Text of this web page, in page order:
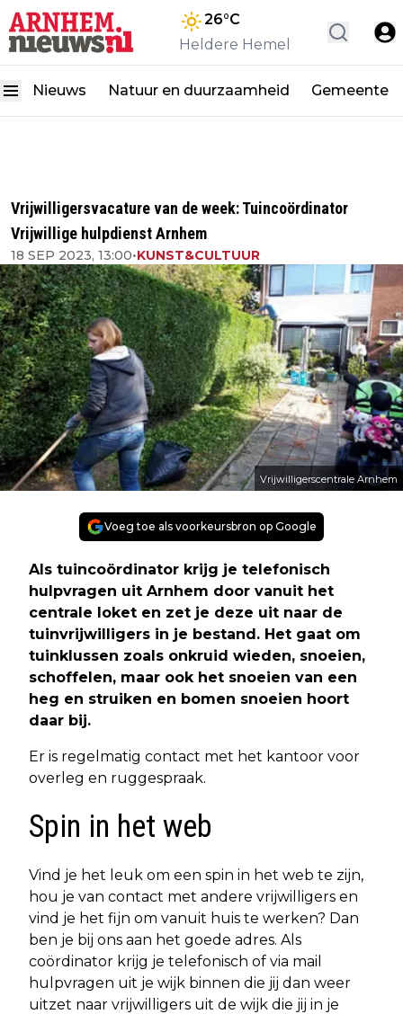
26°C
Heldere Hemel
Nieuws Natuur en duurzaamheid Gemeente
Vrijwilligersvacature van de week: Tuincoördinator
Vrijwillige hulpdienst Arnhem
18 SEP 2023, 13:00•KUNST&CULTUUR
Vrijwilligerscentrale Arnhem
Voeg toe als voorkeursbron op Google
Als tuincoördinator krijg je telefonisch
hulpvragen uit Arnhem door vanuit het
centrale loket en zet je deze uit naar de
tuinvrijwilligers in je bestand. Het gaat om
tuinklussen zoals onkruid wieden, snoeien,
schoffelen, maar ook het snoeien van een
heg en struiken en bomen snoeien hoort
daar bij.
Er is regelmatig contact met het kantoor voor
overleg en ruggespraak.
Spin in het web
Vind je het leuk om een spin in het web te zijn,
hou je van contact met andere vrijwilligers en
vind je het fijn om vanuit huis te werken? Dan
ben je bij ons aan het goede adres. Als
coördinator krijg je telefonisch of via mail
hulpvragen uit je wijk binnen die jij dan weer
uitzet naar vrijwilligers uit de wijk die jij in je